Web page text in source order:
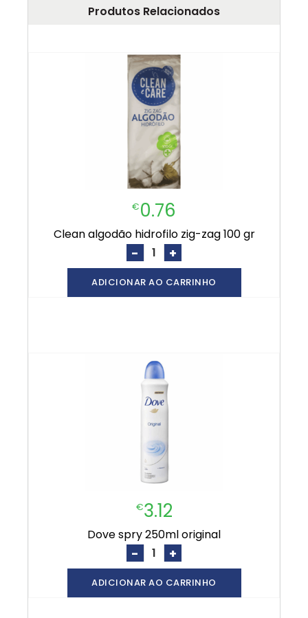
Produtos Relacionados
€0.76
clean algodão hidrofilo zig-zag 100 gr
- +
ADICIONAR AO CARRINHO
€3.12
dove spry 250ml original
- +
ADICIONAR AO CARRINHO